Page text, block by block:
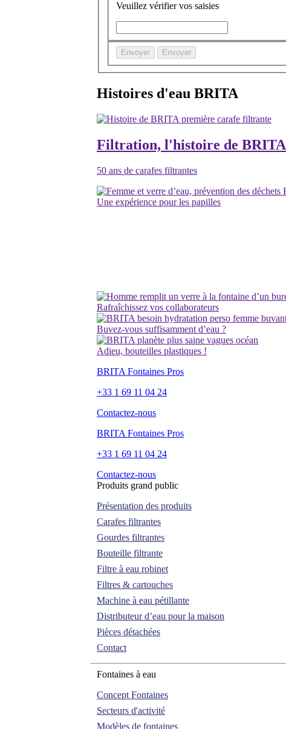
Veuillez vérifier vos saisies
Envoyer Envoyer
Histoires d'eau BRITA
Filtration, l'histoire de BRITA
50 ans de carafes filtrantes
Une expérience pour les papilles
Rafraîchissez vos collaborateurs
Buvez-vous suffisamment d’eau ?
Adieu, bouteilles plastiques !
BRITA Fontaines Pros
+33 1 69 11 04 24
Contactez-nous
BRITA Fontaines Pros
+33 1 69 11 04 24
Contactez-nous
Produits grand public
Présentation des produits
Carafes filtrantes
Gourdes filtrantes
Bouteille filtrante
Filtre à eau robinet
Filtres & cartouches
Machine à eau pétillante
Distributeur d’eau pour la maison
Pièces détachées
Contact
Fontaines à eau
Concept Fontaines
Secteurs d'activité
Modèles de fontaines